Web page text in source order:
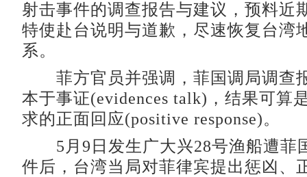
射击事件的调查报告与建议，预料近
特使赴台说明与道歉，尽速恢复台湾
系。
菲方官员并强调，菲国调局调查
本于事证(evidences talk)，结果可算
求的正面回应(positive response)。
5月9日发生广大兴28号渔船遭菲
件后，台湾当局对菲律宾提出惩凶、